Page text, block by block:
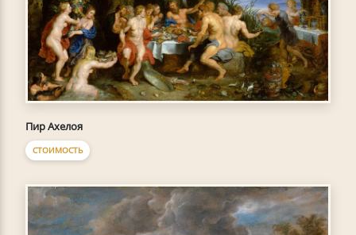
Пир Ахелоя
СТОИМОСТЬ